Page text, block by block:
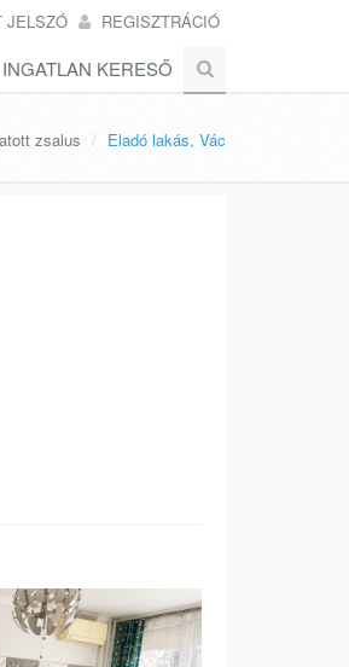
JELSZÓ REGISZTRÁCIÓ
INGATLAN KERESŐ
zsalus Eladó lakás, Vác